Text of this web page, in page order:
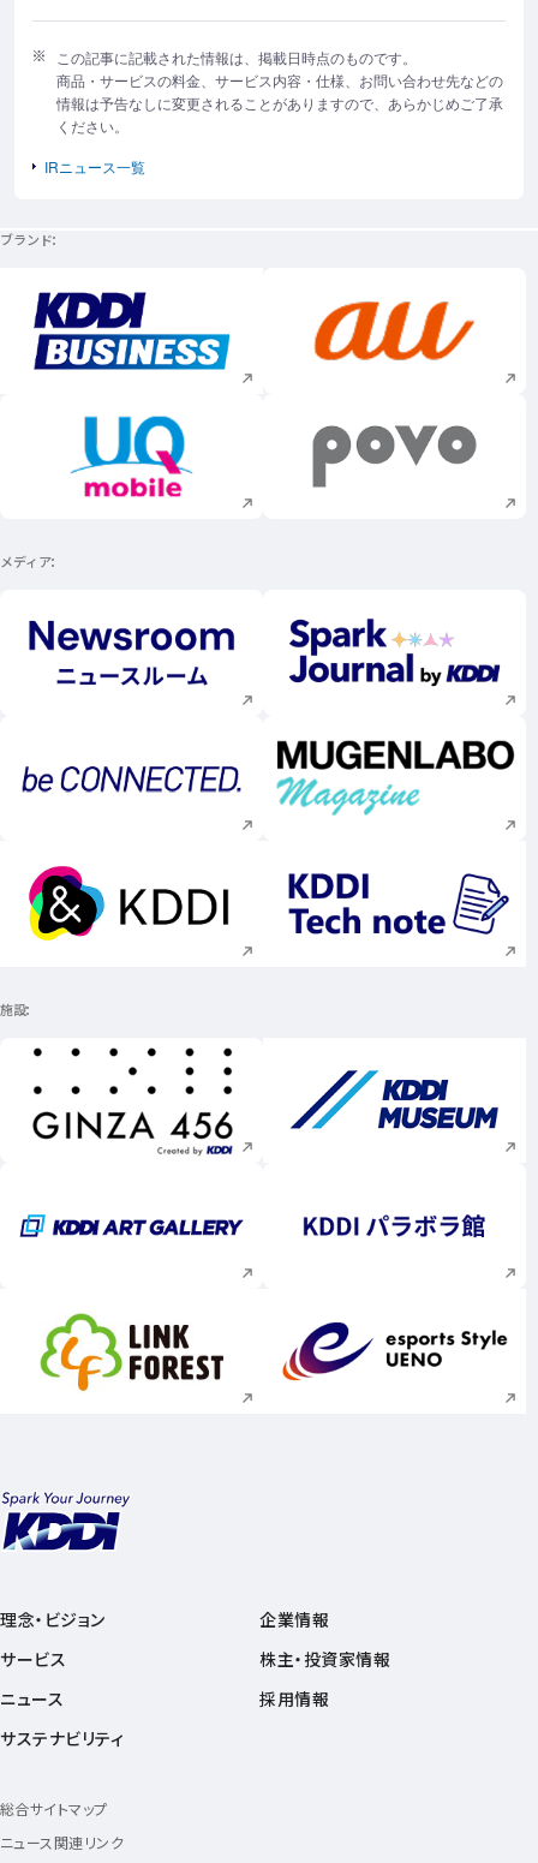
この記事に記載された情報は、掲載日時点のものです。
商品・サービスの料金、サービス内容・仕様、お問い合わせ先などの
情報は予告なしに変更されることがありますので、あらかじめご了承
ください。
IRニュース一覧
ブランド
新規ウィンドウで開く 新規ウィンドウで
新規ウィンドウで開く 新規ウィンドウで
メディア
新規ウィンドウで開く 新規ウィンドウで
新規ウィンドウで開く 新規ウィンドウで
新規ウィンドウで開く 新規ウィンドウで
施設
新規ウィンドウで開く 新規ウィンドウで
新規ウィンドウで開く 新規ウィンドウで
新規ウィンドウで開く 新規ウィンドウで
理念・ビジョン
サービス
ニュース
サステナビリティ
企業情報
株主・投資家情報
採用情報
総合サイトマップ
ニュース関連リンク